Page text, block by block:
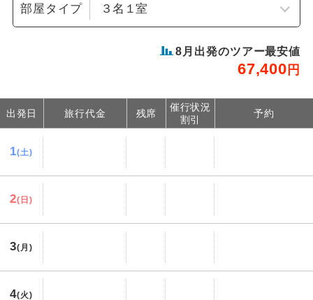
部屋タイプ
8 月出発のツアー最安値
67,400 円
出発日 旅行代金 残席
催行状況
割引
予約
1(土)
2(日)
3(月)
4(火)